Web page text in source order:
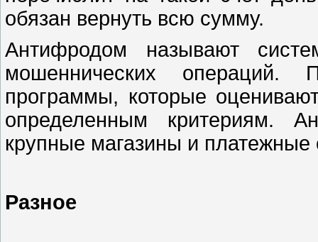
обязан вернуть всю сумму.
Антифродом называют
мошеннических операций.
программы, которые
определенным критериям.
крупные магазины и платежные
Разное